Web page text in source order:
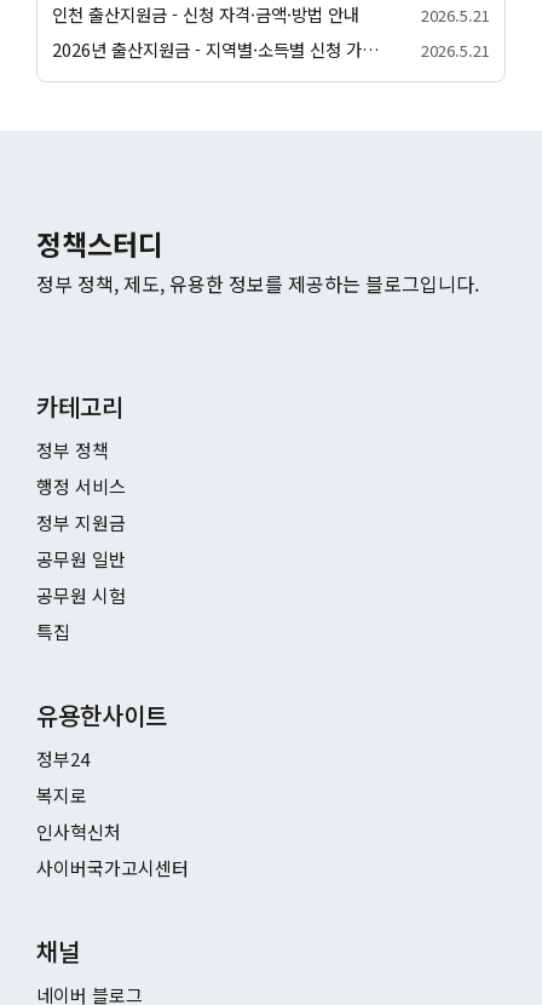
인천 출산지원금 - 신청 자격·금액·방법 안내 2026.5.21
2026년 출산지원금 - 지역별·소득별 신청 가이드 2026.5.21
정책스터디
정부 정책, 제도, 유용한 정보를 제공하는 블로그입니다.
카테고리
정부 정책
행정 서비스
정부 지원금
공무원 일반
공무원 시험
특집
유용한사이트
정부24
복지로
인사혁신처
사이버국가고시센터
채널
네이버 블로그